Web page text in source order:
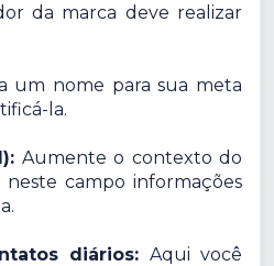
da marca deve realizar
um nome para sua meta
la.
Aumente o contexto do
campo informações
diários: Aqui você